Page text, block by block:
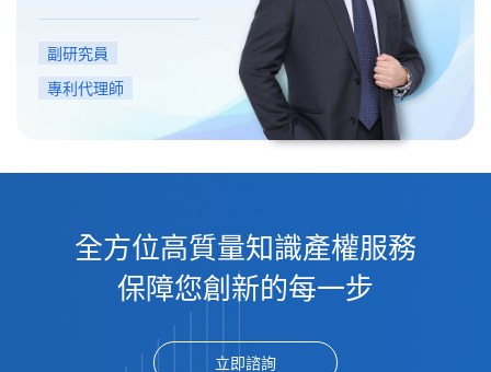
副研究員
專利代理師
全方位高質量知識產權服務
保障您創新的每一步
立即諮詢